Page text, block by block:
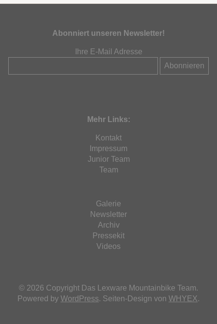
Abonniert unseren Newsletter!
Ihre E-Mail Adresse
Mehr Links:
Kontakt
Impressum
Junior Team
Team
Galerie
Newsletter
Archiv
Pressekit
Videos
© 2026 Copyright Das Lexware Mountainbike Team.
Powered by WordPress. Seiten-Design von WHYEX.